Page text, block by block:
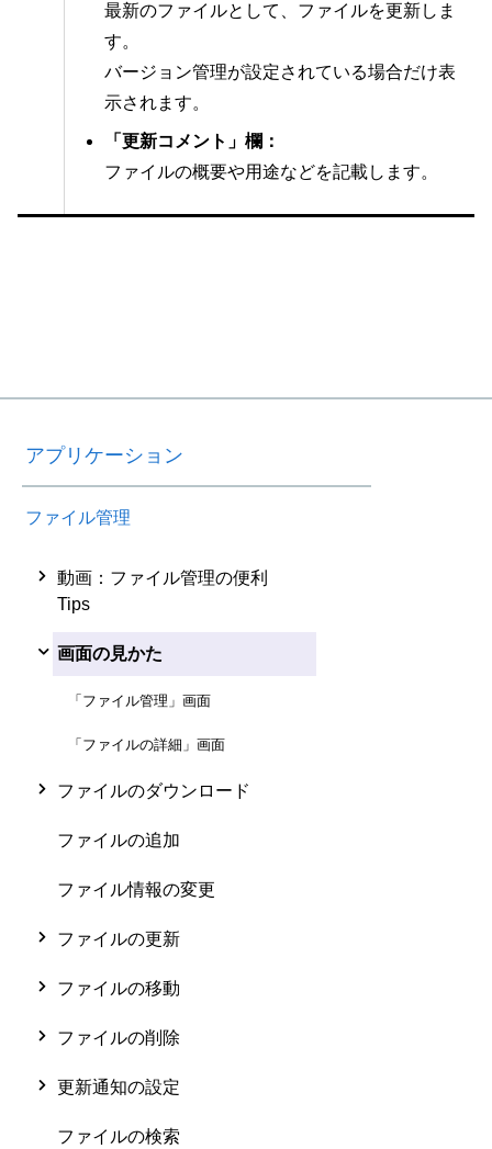
最新のファイルとして、ファイルを更新しま
す。
バージョン管理が設定されている場合だけ表
示されます。
「更新コメント」欄：
ファイルの概要や用途などを記載します。
アプリケーション
ファイル管理
動画：ファイル管理の便利
Tips
画面の見かた
「ファイル管理」画面
「ファイルの詳細」画面
ファイルのダウンロード
ファイルの追加
ファイル情報の変更
ファイルの更新
ファイルの移動
ファイルの削除
更新通知の設定
ファイルの検索